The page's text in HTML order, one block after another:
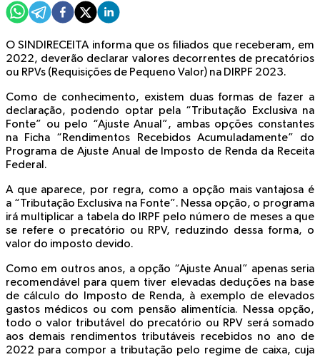
O SINDIRECEITA informa que os filiados que receberam, em
2022, deverão declarar valores decorrentes de precatórios
ou RPVs (Requisições de Pequeno Valor) na DIRPF 2023.
Como de conhecimento, existem duas formas de fazer a
declaração, podendo optar pela “Tributação Exclusiva na
Fonte” ou pelo “Ajuste Anual”, ambas opções constantes
na
Ficha “Rendimentos Recebidos Acumuladamente” do
Programa de Ajuste Anual de Imposto de Renda da Receita
Federal.
A que aparece, por regra, como a opção mais vantajosa é
a “Tributação Exclusiva na Fonte”. Nessa opção, o programa
irá multiplicar a tabela do IRPF pelo número de meses a que
se refere o precatório ou RPV, reduzindo dessa forma, o
valor do imposto devido.
Como em outros anos, a opção “Ajuste Anual” apenas seria
recomendável para quem tiver elevadas deduções na base
de cálculo do Imposto de Renda, à exemplo de elevados
gastos médicos ou com pensão alimentícia. Nessa opção,
todo o valor tributável do precatório ou RPV será somado
aos demais rendimentos tributáveis recebidos no ano de
2022 para compor a tributação pelo regime de caixa, cuja